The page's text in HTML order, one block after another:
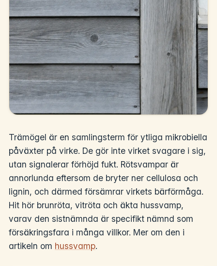
Trämögel är en samlingsterm för ytliga mikrobiella
påväxter på virke. De gör inte virket svagare i sig,
utan signalerar förhöjd fukt. Rötsvampar är
annorlunda eftersom de bryter ner cellulosa och
lignin, och därmed försämrar virkets bärförmåga.
Hit hör brunröta, vitröta och äkta hussvamp,
varav den sistnämnda är specifikt nämnd som
försäkringsfara i många villkor. Mer om den i
artikeln om hussvamp.